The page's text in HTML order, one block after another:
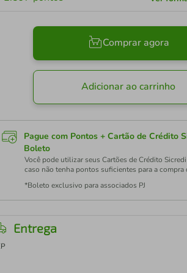
Comprar agora
Adicionar ao carrinho
Pague com Pontos + Cartão de Crédito
Boleto
Você pode utilizar seus Cartões de Crédito
caso não tenha pontos suficientes para a compra
*Boleto exclusivo para associados PJ
Entrega